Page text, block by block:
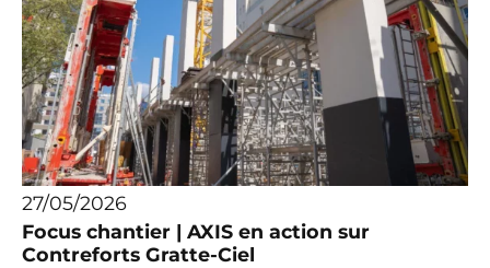
27/05/2026
Focus chantier | AXIS en action sur
Contreforts Gratte-Ciel